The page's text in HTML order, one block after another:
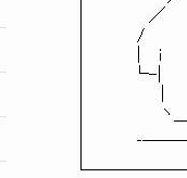
／　　　
/　 　 　
|　 i　　　
└-|　　　
|　　　,､
ヽ＿二
_＿＿＿